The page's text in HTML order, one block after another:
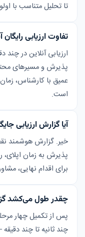
تا تحلیل متناسب با
تفاوت ارزیابی
ارزیابی آنلاین در
پذیرش و مسیرهای
عمیق با کارشناس،
است.
آیا گزارش ارزیابی
خیر. گزارش هوشمند
پذیرش به زمان
برای اقدام نهایی،
چقدر طول می‌کشد
پس از تکمیل چهار
چند ثانیه تا چند